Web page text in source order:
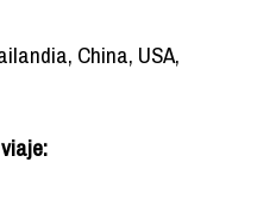
China, USA,